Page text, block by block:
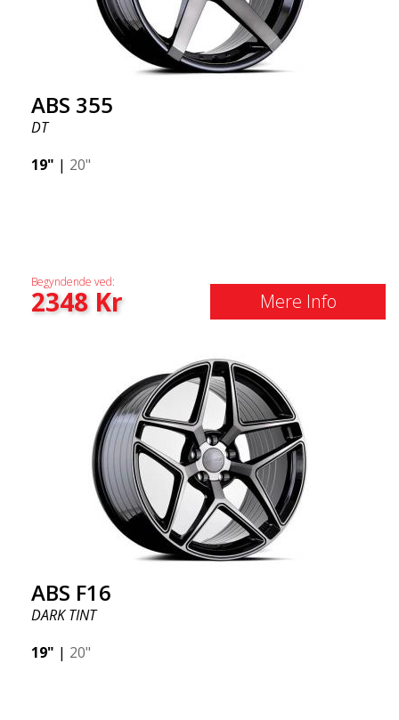
ABS 355
DT
19" | 20"
Begyndende ved:
2348Kr Mere Info
ABS F16
DARK TINT
19" | 20"